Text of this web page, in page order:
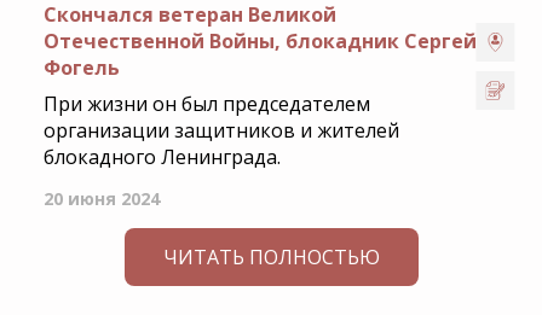
Скончался ветеран Великой
Отечественной Войны, блокадник Сергей
Фогель
При жизни он был председателем
организации защитников и жителей
блокадного Ленинграда.
20 июня 2024
ЧИТАТЬ ПОЛНОСТЬЮ